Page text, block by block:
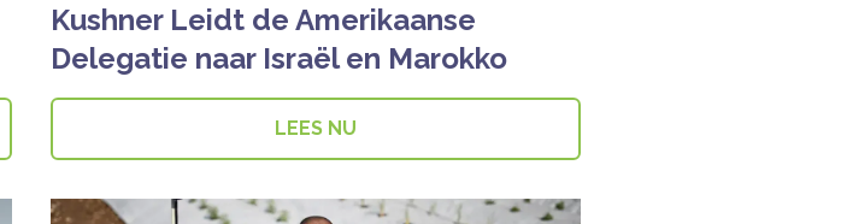
Kushner Leidt de Amerikaanse
Delegatie naar Israël en Marokko
LEES NU